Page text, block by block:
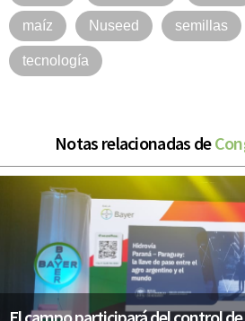
maíz Nuseed semillas
tecnología
Notas relacionadas de